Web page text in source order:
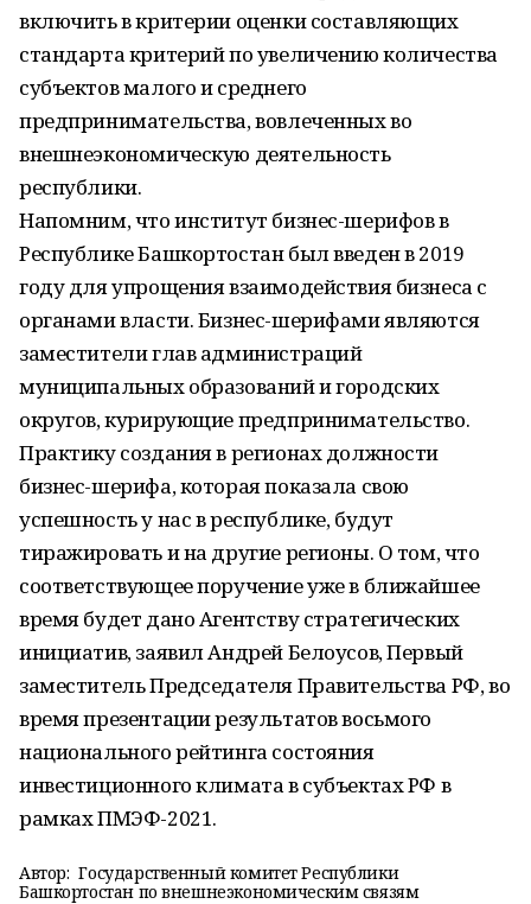
включить в критерии оценки составляющих
стандарта критерий по увеличению количества
субъектов малого и среднего
предпринимательства, вовлеченных во
внешнеэкономическую деятельность
республики.
Напомним, что институт бизнес-шерифов в
Республике Башкортостан был введен в 2019
году для упрощения взаимодействия бизнеса с
органами власти. Бизнес-шерифами являются
заместители глав администраций
муниципальных образований и городских
округов, курирующие предпринимательство.
Практику создания в регионах должности
бизнес-шерифа, которая показала свою
успешность у нас в республике, будут
тиражировать и на другие регионы. О том, что
соответствующее поручение уже в ближайшее
время будет дано Агентству стратегических
инициатив, заявил Андрей Белоусов, Первый
заместитель Председателя Правительства РФ, во
время презентации результатов восьмого
национального рейтинга состояния
инвестиционного климата в субъектах РФ в
рамках ПМЭФ-2021.
Автор: Государственный комитет Республики
Башкортостан по внешнеэкономическим связям